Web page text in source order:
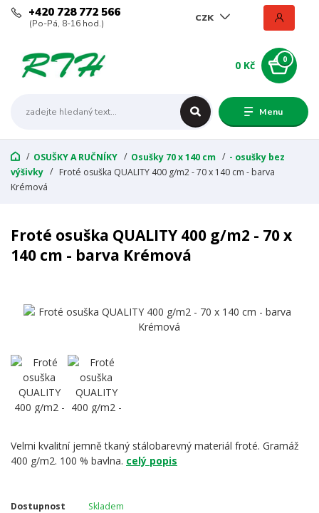
Menu
CZK
+420 728 772 566
(Po-Pá, 8-16 hod.)
0
0 Kč
OSUŠKY A RUČNÍKY Osušky 70 x 140 cm
- osušky bez
výšivky
Froté osuška QUALITY 400 g/m2 - 70 x 140 cm - barva
Krémová
Froté osuška QUALITY 400 g/m2 - 70 x
140 cm - barva Krémová
Velmi kvalitní jemně tkaný stálobarevný materiál froté. Gramáž
400 g/m2. 100 % bavlna. celý popis
Dostupnost Skladem